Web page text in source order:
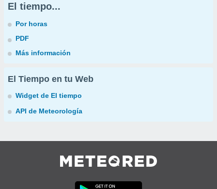
El tiempo...
Por horas
PDF
Más información
El Tiempo en tu Web
Widget de El tiempo
API de Meteorología